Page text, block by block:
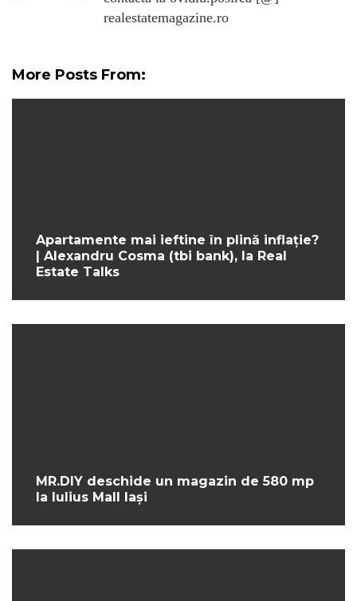
realestatemagazine.ro
More Posts From:
Apartamente mai ieftine în plină inflație?
| Alexandru Cosma (tbi bank), la Real
Estate Talks
MR.DIY deschide un magazin de 580 mp
la Iulius Mall Iași